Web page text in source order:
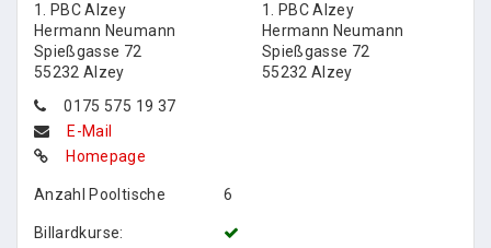
1. PBC Alzey
Hermann Neumann
Spießgasse 72
55232 Alzey
0175 575 19 37
E-Mail
Homepage
Anzahl Pooltische 6
Billardkurse:
1. PBC Alzey
Hermann Neumann
Spießgasse 72
55232 Alzey